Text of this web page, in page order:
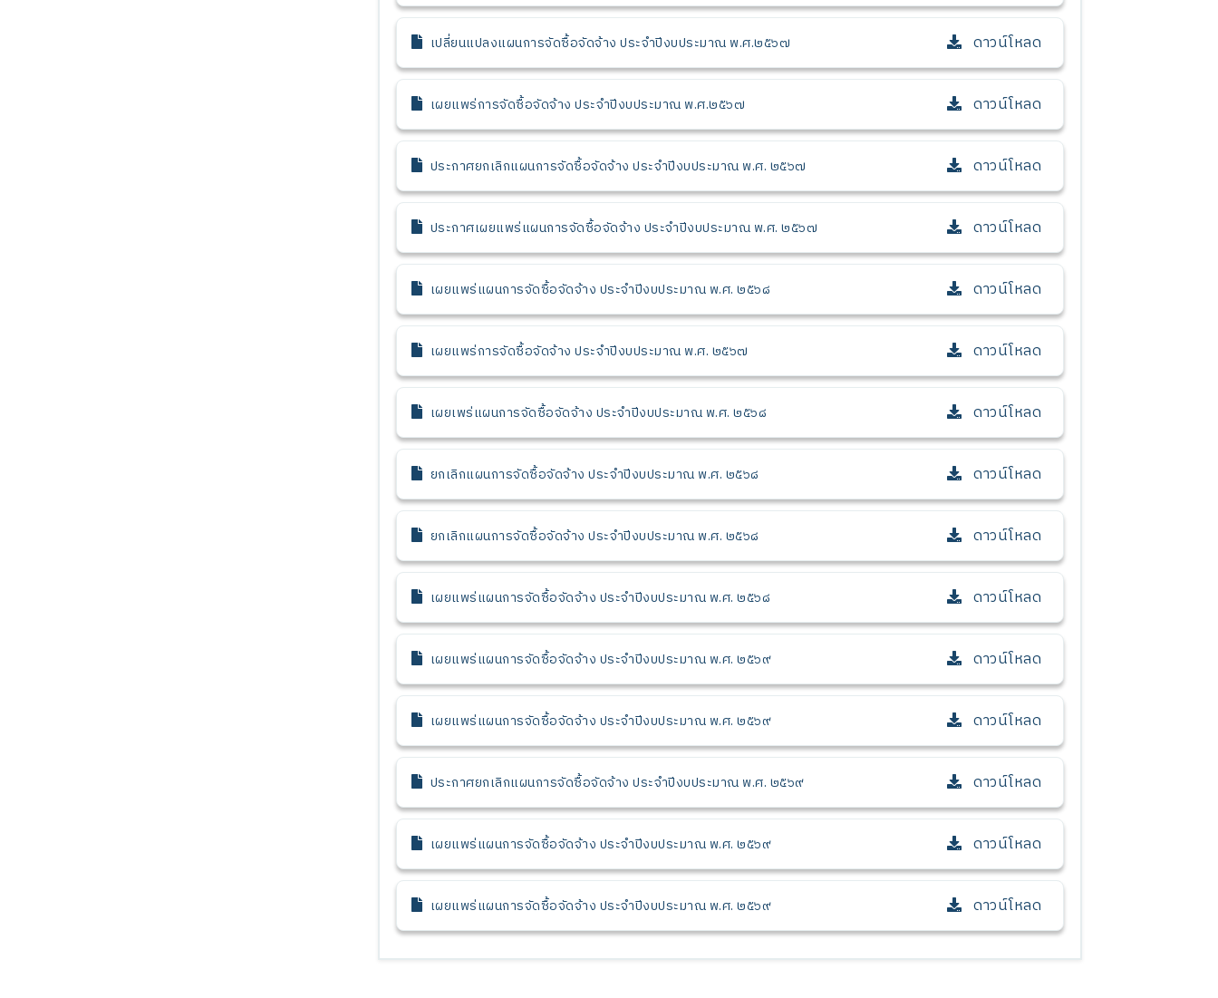
เปลี่ยนแปลงแผนการจัดซื้อจัดจ้าง ประจำปีงบประมาณ พ.ศ.๒๕๖๗ ดาวน์โหลด
เผยแพร่การจัดซื้อจัดจ้าง ประจำปีงบประมาณ พ.ศ.๒๕๖๗ ดาวน์โหลด
ประกาศยกเลิกแผนการจัดซื้อจัดจ้าง ประจำปีงบประมาณ พ.ศ. ๒๕๖๗ ดาวน์โหลด
ประกาศเผยแพร่แผนการจัดซื้อจัดจ้าง ประจำปีงบประมาณ พ.ศ. ๒๕๖๗ ดาวน์โหลด
เผยแพร่แผนการจัดซื้อจัดจ้าง ประจำปีงบประมาณ พ.ศ. ๒๕๖๘ ดาวน์โหลด
เผยแพร่การจัดซื้อจัดจ้าง ประจำปีงบประมาณ พ.ศ. ๒๕๖๗ ดาวน์โหลด
เผยเพร่แผนการจัดซื้อจัดจ้าง ประจำปีงบประมาณ พ.ศ. ๒๕๖๘ ดาวน์โหลด
ยกเลิกแผนการจัดซื้อจัดจ้าง ประจำปีงบประมาณ พ.ศ. ๒๕๖๘ ดาวน์โหลด
ยกเลิกแผนการจัดซื้อจัดจ้าง ประจำปีงบประมาณ พ.ศ. ๒๕๖๘ ดาวน์โหลด
เผยแพร่แผนการจัดซื้อจัดจ้าง ประจำปีงบประมาณ พ.ศ. ๒๕๖๘ ดาวน์โหลด
เผยแพร่แผนการจัดซื้อจัดจ้าง ประจำปีงบประมาณ พ.ศ. ๒๕๖๙ ดาวน์โหลด
เผยแพร่แผนการจัดซื้อจัดจ้าง ประจำปีงบประมาณ พ.ศ. ๒๕๖๙ ดาวน์โหลด
ประกาศยกเลิกแผนการจัดซื้อจัดจ้าง ประจำปีงบประมาณ พ.ศ. ๒๕๖๙ ดาวน์โหลด
เผยแพร่แผนการจัดซื้อจัดจ้าง ประจำปีงบประมาณ พ.ศ. ๒๕๖๙ ดาวน์โหลด
เผยแพร่แผนการจัดซื้อจัดจ้าง ประจำปีงบประมาณ พ.ศ. ๒๕๖๙ ดาวน์โหลด